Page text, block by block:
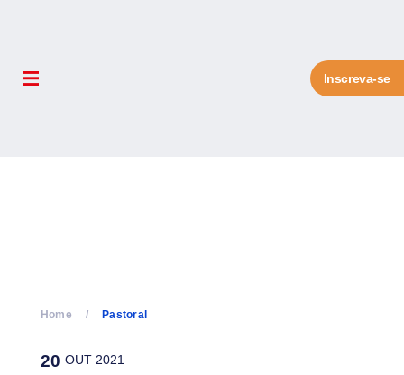
Inscreva-se
Home Pastoral
20 OUT 2021